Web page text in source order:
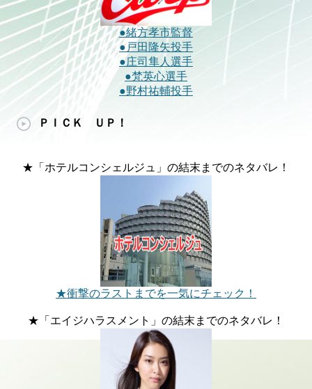
●緒方孝市監督
●戸田隆矢投手
●庄司隼人選手
●梵英心選手
●野村祐輔投手
ＰＩＣＫ ＵＰ！
★「ホテルコンシェルジュ」の結末までのネタバレ！
★衝撃のラストまでを一気にチェック！
★「エイジハラスメント」の結末までのネタバレ！